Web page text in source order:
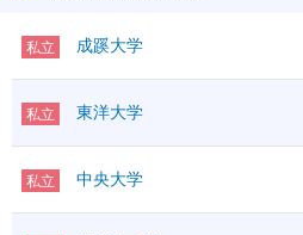
私立 成蹊大学
私立 東洋大学
私立 中央大学